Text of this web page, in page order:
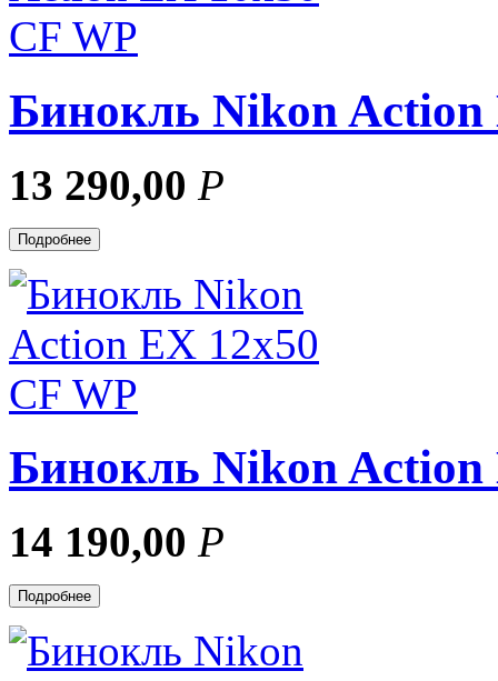
Бинокль Nikon Action
13 290,00 Р
Подробнее
Бинокль Nikon Action
14 190,00 Р
Подробнее